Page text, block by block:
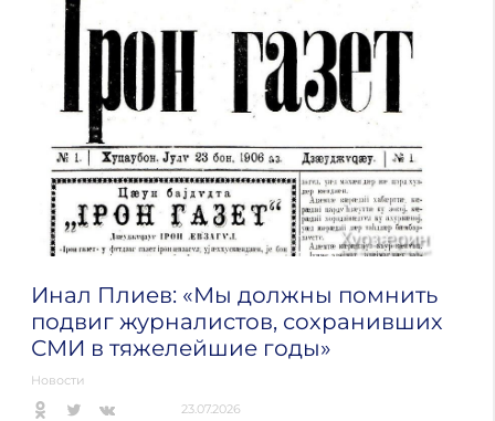
Инал Плиев: «Мы должны помнить
подвиг журналистов, сохранивших
СМИ в тяжелейшие годы»
Новости
23.07.2026